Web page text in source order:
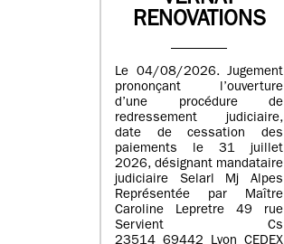
RENOVATIONS
Le 04/08/2026. Jugement
prononçant l’ouverture
d’une procédure de
redressement judiciaire,
date de cessation des
paiements le 31 juillet
2026, désignant mandataire
judiciaire Selarl Mj Alpes
Représentée par Maître
Caroline Lepretre 49 rue
Servient Cs